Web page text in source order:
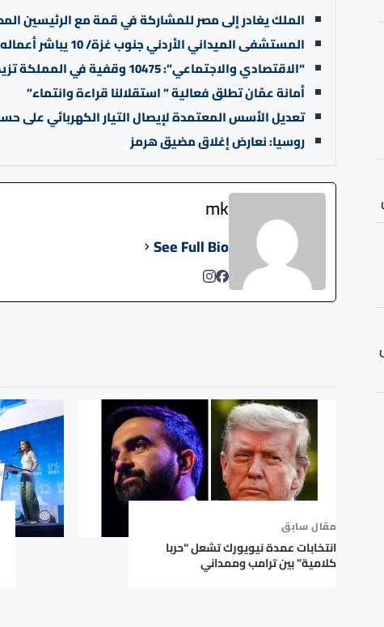
الملك يغادر إلى مصر للمشاركة في قمة مع الرئيسين
المستشفى الميداني الأردني جنوب غزة/ 10 يباشر أعماله
“الاقتصادي والاجتماعي”: 10475 وقفية في المملكة تزيد قيمتها على مليار دينار
أمانة عمّان تطلق فعالية ” استقلالنا قراءة وانتماء”
تعديل الأسس المعتمدة لإيصال التيار الكهربائي على
روسيا: نعارض إغلاق مضيق هرمز
mk
See Full Bio
مقال سابق
انتخابات عمدة نيويورك تشعل “حربا
كلامية” بين ترامب وممداني